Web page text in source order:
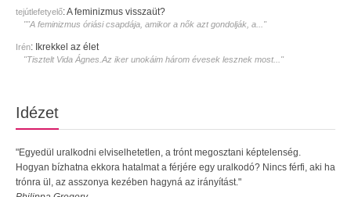
tejútlefetyelő:A feminizmus visszaüt?
""A feminizmus óriási csapdája, amikor a nők azt gondolják, a..."
Irén: Ikrekkel az élet
"Tisztelt Vida Ágnes.Az iker unokáim három évesek lesznek most..."
Idézet
"Egyedül uralkodni elviselhetetlen, a trónt megosztani képtelenség.
Hogyan bízhatna ekkora hatalmat a férjére egy uralkodó? Nincs férfi, aki ha
trónra ül, az asszonya kezében hagyná az irányítást."